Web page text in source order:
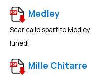
Medley
Scarica lo spartito Medley
lunedi
Mille Chitarre